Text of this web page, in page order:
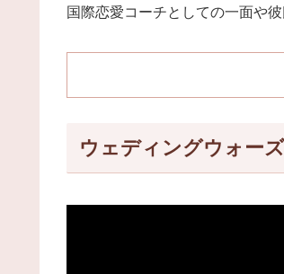
国際恋愛コーチとしての一面や
ウェディングウォー